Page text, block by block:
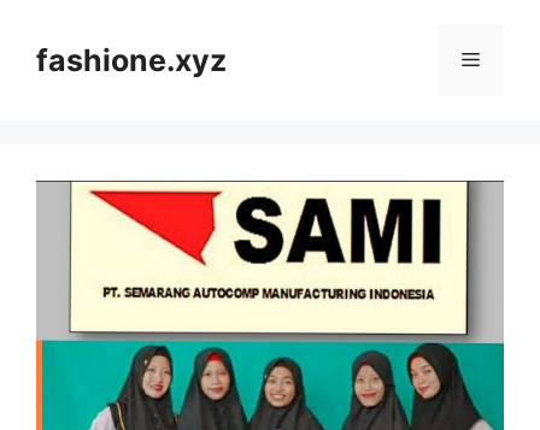
fashione.xyz Menu